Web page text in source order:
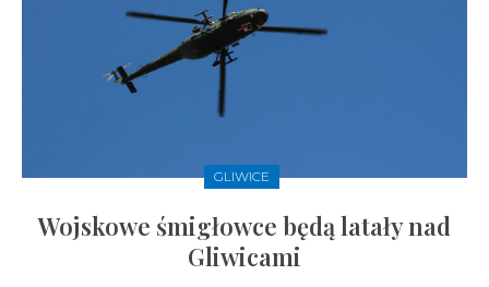
GLIWICE
Wojskowe śmigłowce będą latały nad
Gliwicami